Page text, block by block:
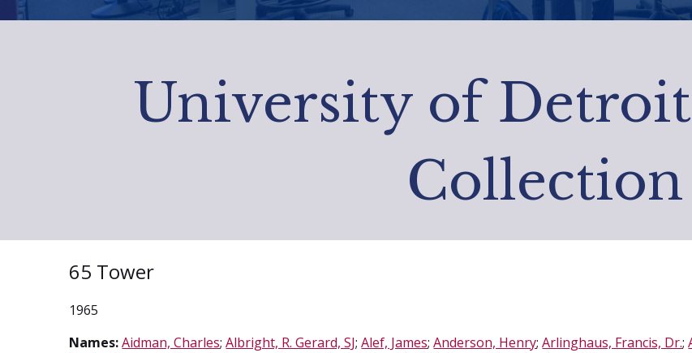
University of
Collection
65 Tower
1965
Names: Aidman, Charles;Albright, R. Gerard, SJ;Alef, James;Anderson, Henry;Arlinghaus, Francis, Dr.;